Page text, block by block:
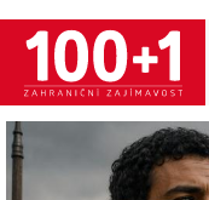
Přejít
hlavnímu
obsahu
Image